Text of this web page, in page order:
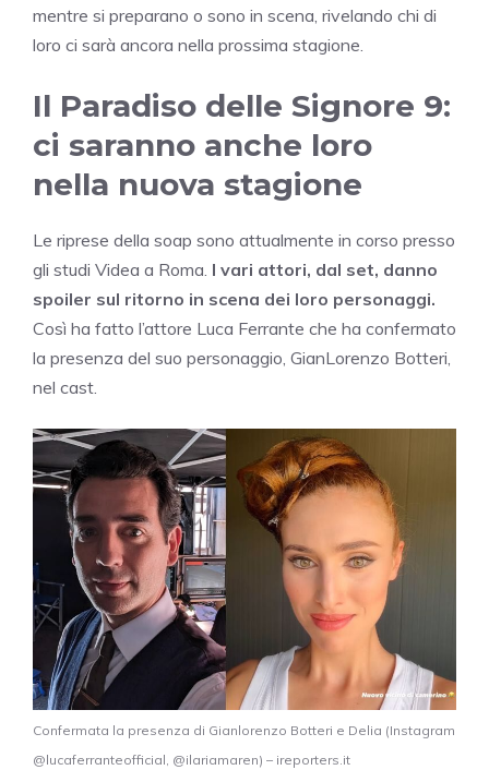
mentre si preparano o sono in scena, rivelando chi di
loro ci sarà ancora nella prossima stagione.
Il Paradiso delle Signore 9:
ci saranno anche loro
nella nuova stagione
Le riprese della soap sono attualmente in corso presso
gli studi Videa a Roma. I vari attori, dal set, danno
spoiler sul ritorno in scena dei loro personaggi.
Così ha fatto l’attore Luca Ferrante che ha confermato
la presenza del suo personaggio, GianLorenzo Botteri,
nel cast.
Confermata la presenza di Gianlorenzo Botteri e Delia (Instagram
@lucaferranteofficial, @ilariamaren) – ireporters.it